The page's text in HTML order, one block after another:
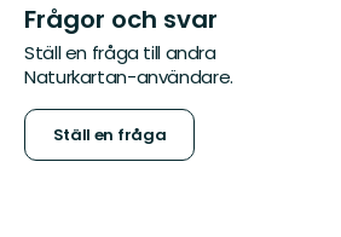
Frågor och svar
Ställ en fråga till andra
Naturkartan-användare.
Ställ en fråga